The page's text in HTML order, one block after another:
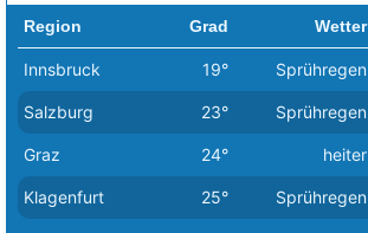
Region Grad Wetter
Innsbruck 19° Sprühregen
Salzburg 23° Sprühregen
Graz 24° heiter
Klagenfurt 25° Sprühregen